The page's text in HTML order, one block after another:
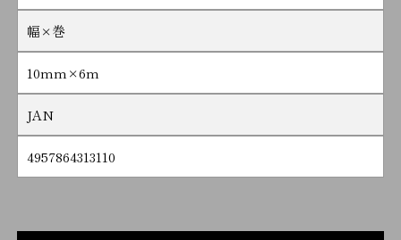
幅×巻
10mm×6m
JAN
4957864313110